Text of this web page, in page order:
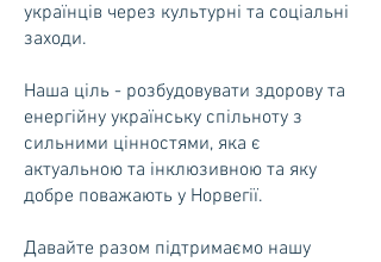
українців через культурні та соціальні
заходи.
Наша ціль - розбудовувати здорову та
енергійну українську спільноту з
сильними цінностями, яка є
актуальною та інклюзивною та яку
добре поважають у Норвегії.
Давайте разом підтримаємо нашу